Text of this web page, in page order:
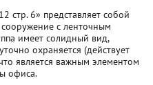
стр. 6» представляет собой
с ленточным
имеет солидный вид,
охраняется (действует
является важным элементом
офиса.